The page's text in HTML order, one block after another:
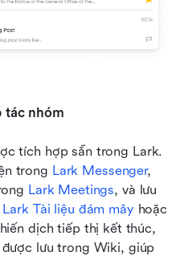
tác nhóm
tích hợp sẵn trong Lark.
trong Lark Messenger,
Lark Meetings, và lưu
Lark Tài liệu đám mây
dịch tiếp thị kết thúc,
lưu trong Wiki, giúp